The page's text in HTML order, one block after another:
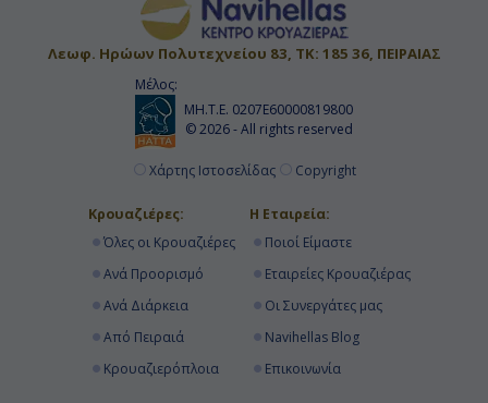
Λεωφ. Ηρώων Πολυτεχνείου 83, ΤΚ: 185 36, ΠΕΙΡΑΙΑΣ
Μέλος:
ΜΗ.Τ.Ε. 0207Ε60000819800
© 2026 - All rights reserved
Χάρτης Ιστοσελίδας Copyright
Κρουαζιέρες:
Όλες οι Κρουαζιέρες
Ανά Προορισμό
Ανά Διάρκεια
Από Πειραιά
Κρουαζιερόπλοια
Η Εταιρεία:
Ποιοί Είμαστε
Εταιρείες Κρουαζιέρας
Οι Συνεργάτες μας
Navihellas Blog
Επικοινωνία